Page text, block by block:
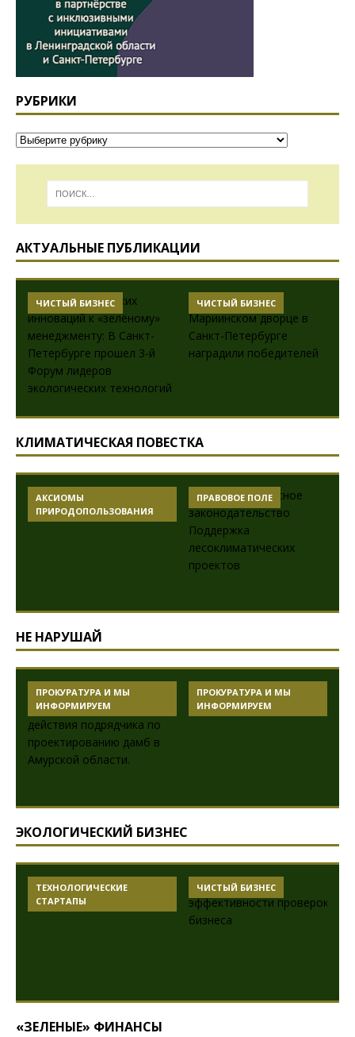
РУБРИКИ
АКТУАЛЬНЫЕ ПУБЛИКАЦИИ
ЧИСТЫЙ БИЗНЕС ЧИСТЫЙ БИЗНЕС
КЛИМАТИЧЕСКАЯ ПОВЕСТКА
АКСИОМЫ
ПРИРОДОПОЛЬЗОВАНИЯ
ПРАВОВОЕ ПОЛЕ
НЕ НАРУШАЙ
ПРОКУРАТУРА И МЫ
ИНФОРМИРУЕМ
ПРОКУРАТУРА И МЫ
ИНФОРМИРУЕМ
ЭКОЛОГИЧЕСКИЙ БИЗНЕС
ТЕХНОЛОГИЧЕСКИЕ
СТАРТАПЫ
ЧИСТЫЙ БИЗНЕС
«ЗЕЛЕНЫЕ» ФИНАНСЫ